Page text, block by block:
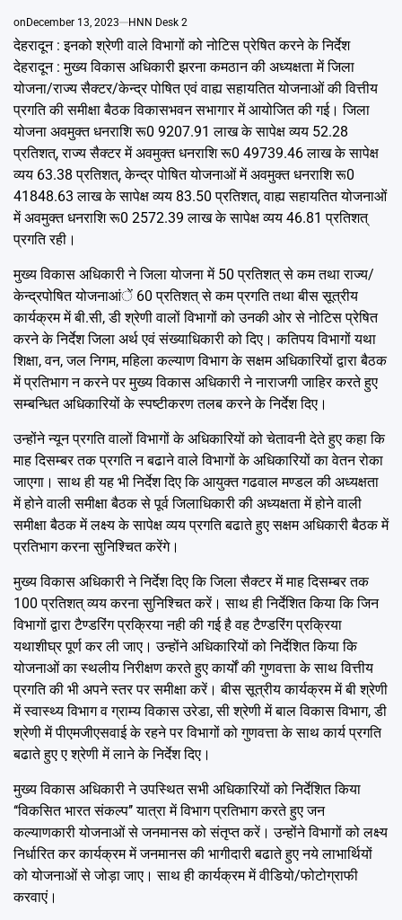
on December 13, 2023 HNN Desk 2
देहरादून : इनको श्रेणी वाले विभागों को नोटिस प्रेषित करने के निर्देश
देहरादून : मुख्य विकास अधिकारी झरना कमठान की अध्यक्षता में जिला
योजना/राज्य सैक्टर/केन्द्र पोषित एवं वाह्य सहायतित योजनाओं की वित्तीय
प्रगति की समीक्षा बैठक विकासभवन सभागार में आयोजित की गई। जिला
योजना अवमुक्त धनराशि रू0 9207.91 लाख के सापेक्ष व्यय 52.28
प्रतिशत्, राज्य सैक्टर में अवमुक्त धनराशि रू0 49739.46 लाख के सापेक्ष
व्यय 63.38 प्रतिशत्, केन्द्र पोषित योजनाओं में अवमुक्त धनराशि रू0
41848.63 लाख के सापेक्ष व्यय 83.50 प्रतिशत्, वाह्य सहायतित योजनाओं
में अवमुक्त धनराशि रू0 2572.39 लाख के सापेक्ष व्यय 46.81 प्रतिशत्
प्रगति रही।
मुख्य विकास अधिकारी ने जिला योजना में 50 प्रतिशत् से कम तथा राज्य/
केन्द्रपोषित योजनाआंें 60 प्रतिशत् से कम प्रगति तथा बीस सूत्रीय
कार्यक्रम में बी.सी, डी श्रेणी वालों विभागों को उनकी ओर से नोटिस प्रेषित
करने के निर्देश जिला अर्थ एवं संख्याधिकारी को दिए। कतिपय विभागों यथा
शिक्षा, वन, जल निगम, महिला कल्याण विभाग के सक्षम अधिकारियों द्वारा बैठक
में प्रतिभाग न करने पर मुख्य विकास अधिकारी ने नाराजगी जाहिर करते हुए
सम्बन्धित अधिकारियों के स्पष्टीकरण तलब करने के निर्देश दिए।
उन्होंने न्यून प्रगति वालों विभागों के अधिकारियों को चेतावनी देते हुए कहा कि
माह दिसम्बर तक प्रगति न बढाने वाले विभागों के अधिकारियों का वेतन रोका
जाएगा। साथ ही यह भी निर्देश दिए कि आयुक्त गढवाल मण्डल की अध्यक्षता
में होने वाली समीक्षा बैठक से पूर्व जिलाधिकारी की अध्यक्षता में होने वाली
समीक्षा बैठक में लक्ष्य के सापेक्ष व्यय प्रगति बढाते हुए सक्षम अधिकारी बैठक में
प्रतिभाग करना सुनिश्चित करेंगे।
मुख्य विकास अधिकारी ने निर्देश दिए कि जिला सैक्टर में माह दिसम्बर तक
100 प्रतिशत् व्यय करना सुनिश्चित करें। साथ ही निर्देशित किया कि जिन
विभागों द्वारा टैण्डरिंग प्रक्रिया नही की गई है वह टैण्डरिंग प्रक्रिया
यथाशीघ्र पूर्ण कर ली जाए। उन्होंने अधिकारियों को निर्देशित किया कि
योजनाओं का स्थलीय निरीक्षण करते हुए कार्यों की गुणवत्ता के साथ वित्तीय
प्रगति की भी अपने स्तर पर समीक्षा करें। बीस सूत्रीय कार्यक्रम में बी श्रेणी
में स्वास्थ्य विभाग व ग्राम्य विकास उरेडा, सी श्रेणी में बाल विकास विभाग, डी
श्रेणी में पीएमजीएसवाई के रहने पर विभागों को गुणवत्ता के साथ कार्य प्रगति
बढाते हुए ए श्रेणी में लाने के निर्देश दिए।
मुख्य विकास अधिकारी ने उपस्थित सभी अधिकारियों को निर्देशित किया
‘‘विकसित भारत संकल्प’’ यात्रा में विभाग प्रतिभाग करते हुए जन
कल्याणकारी योजनाओं से जनमानस को संतृप्त करें। उन्होंने विभागों को लक्ष्य
निर्धारित कर कार्यक्रम में जनमानस की भागीदारी बढाते हुए नये लाभार्थियों
को योजनाओं से जोड़ा जाए। साथ ही कार्यक्रम में वीडियो/फोटोग्राफी
करवाएं।